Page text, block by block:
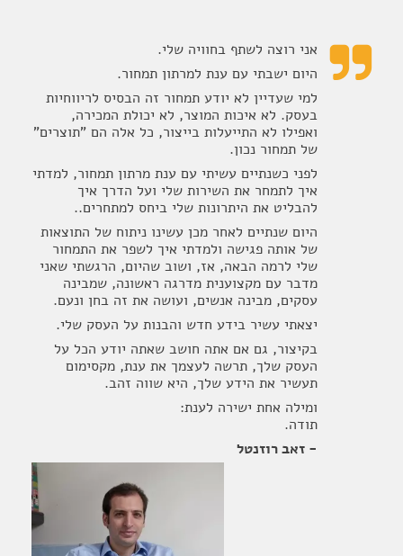

אני רוצה לשתף בחוויה שלי.
היום ישבתי עם ענת למרתון תמחור.
למי שעדיין לא יודע תמחור זה הבסיס לריווחיות
בעסק. לא איכות המוצר, לא יכולת המכירה,
ואפילו לא התייעלות בייצור, כל אלה הם "תוצרים"
של תמחור נכון.
לפני כשנתיים עשיתי עם ענת מרתון תמחור, למדתי
איך לתמחר את השירות שלי ועל הדרך איך
להבליט את היתרונות שלי ביחס למתחרים..
היום שנתיים לאחר מכן עשינו ניתוח של התוצאות
של אותה פגישה ולמדתי איך לשפר את התמחור
שלי לרמה הבאה, אז, ושוב שהיום, הרגשתי שאני
מדבר עם מקצוענית מדרגה ראשונה, שמבינה
עסקים, מבינה אנשים, ועושה את זה בחן ונעם.
יצאתי עשיר בידע חדש והבנות על העסק שלי.
בקיצור, גם אם אתה חושב שאתה יודע הכל על
העסק שלך, תרשה לעצמך את ענת, מקסימום
תעשיר את הידע שלך, היא שווה זהב.
ומילה אחת ישירה לענת:
תודה.
- זאב רוזנטל